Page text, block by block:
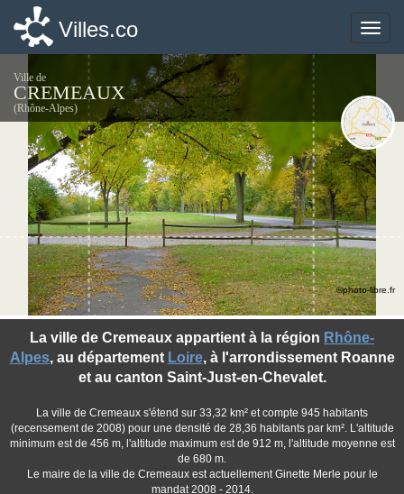
Toggle
Villes.co
Ville de
CREMEAUX
(Rhône-Alpes)
La ville de Cremeaux appartient à la région Rhône-
Alpes, au département Loire, à l'arrondissement Roanne
et au canton Saint-Just-en-Chevalet.
La ville de Cremeaux s'étend sur 33,32 km² et compte 945 habitants
(recensement de 2008) pour une densité de 28,36 habitants par km². L'altitude
minimum est de 456 m, l'altitude maximum est de 912 m, l'altitude moyenne est
de 680 m.
Le maire de la ville de Cremeaux est actuellement Ginette Merle pour le
mandat 2008 - 2014.
©photo-libre.fr
Toggle
Villes.co